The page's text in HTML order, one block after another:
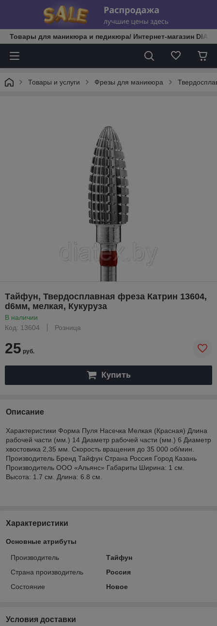
Товары для маникюра и педикюра/ Интернет-магазин
Товары и услуги Фрезы для маникюра
Тайфун, Твердосплавная фреза Катрин 13604,
d6мм, мелкая, Кукуруза
В наличии
Код: 13604
Розница
25 руб.
Купить
Описание
Характеристики Форма Пуля Насечка Мелкая (Красная) Длина
рабочей части (мм.) 14 Диаметр рабочей части (мм.) 6 Диаметр
хвостовика 2,35 мм. Скорость вращения до 35 000 об/мин.
Производитель Бренд Тайфун Страна Россия Город Казань
Производитель ООО «Альянс» Габариты Ширина: 1 см.
Высота: 1.7 см. Длина: 6.8 см.
Характеристики
Основные атрибуты
Производитель
Тайфун
Страна производитель
Россия
Состояние
Новое
Условия доставки